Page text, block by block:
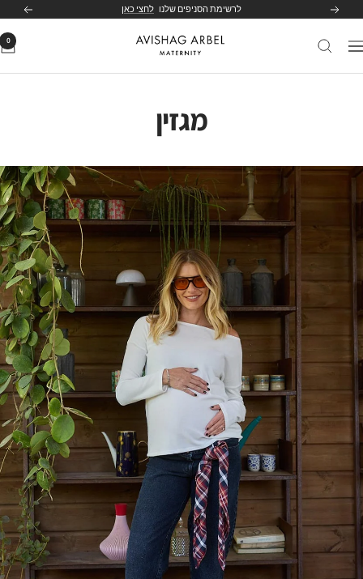
הקודם לרשימת הסניפים שלנו לחצי כאן הבא
ניווט
Avishag
0
מגזין